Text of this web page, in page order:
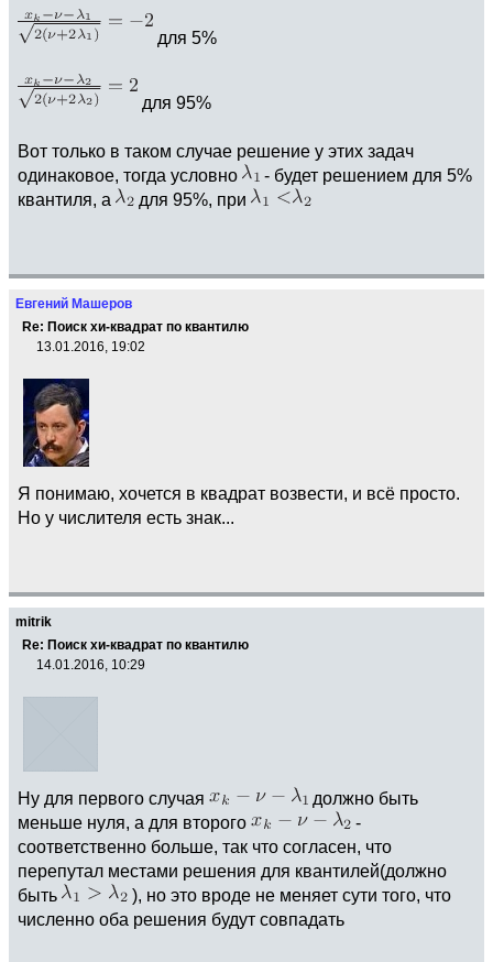
для 5%
для 95%
Вот только в таком случае решение у этих задач
одинаковое, тогда условно
- будет решением для 5%
квантиля, а
для 95%, при
Евгений Машеров
Re: Поиск хи-квадрат по квантилю
13.01.2016, 19:02
Я понимаю, хочется в квадрат возвести, и всё просто.
Но у числителя есть знак...
mitrik
Re: Поиск хи-квадрат по квантилю
14.01.2016, 10:29
Ну для первого случая
должно быть
меньше нуля, а для второго
-
соответственно больше, так что согласен, что
перепутал местами решения для квантилей(должно
быть
), но это вроде не меняет сути того, что
численно оба решения будут совпадать